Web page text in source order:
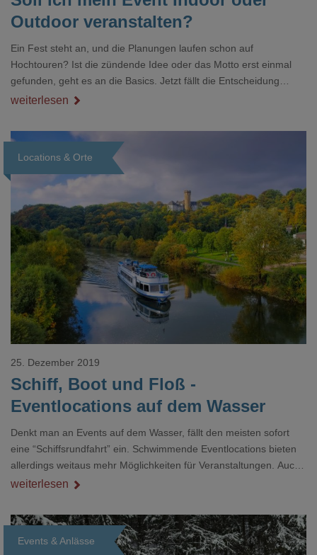
Outdoor veranstalten?
Ein Fest steht an, und die Planungen laufen schon auf
Hochtouren? Ist die zündende Idee oder das Motto erst einmal
gefunden, geht es an die Basics. Jetzt fällt die Entscheidung
zwischen Indoor oder Outdoor-Location. Sind Gäste, Catering
Räumlichkeit mit Ambiente? Eine hochkarätige Gala anlässlich
eines Geburtstages oder eines Firmenjubiläums bekommt im
exklusiven Interieur einer Event-Location eine besondere Note.
weiterlesen
Locations & Orte
Schiff, Boot und Floß -
Eventlocations auf dem Wasser
25. Dezember 2019
Denkt man an Events auf dem Wasser, fällt den meisten sofort
eine “Schiffsrundfahrt” ein. Schwimmende Eventlocations bieten
allerdings weitaus mehr Möglichkeiten für Veranstaltungen. Auch
haben sich viele Vermieter von Schiffen und Booten auf die
angepasst. So können Sie sich z.B. Beamer, Leinwand, Flipchart,
Licht- und Musiktechnik problemlos direkt dazu buchen. Floating
Offices, Seminar- und Eventschiffe erleben aktuell einen
weiterlesen
Events & Anlässe